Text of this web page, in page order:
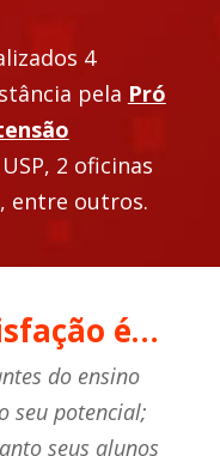
4
pela Pró
USP, 2 oficinas
entre outros.
é…
do ensino
seu potencial;
seus alunos